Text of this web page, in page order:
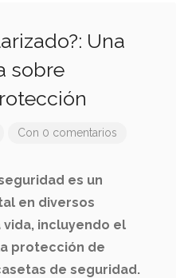
Una
sobre
Con 0 comentarios
es un
en diversos
incluyendo el
protección de
de seguridad.